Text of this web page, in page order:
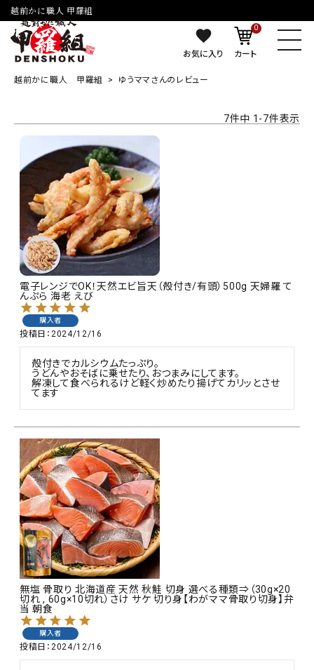
越前かに職人 甲羅組
お気に入り
0
カート
越前かに職人 甲羅組 ゆうママさんのレビュー
7件中 1 -7件表示
電子レンジでOK！天然エビ旨天（殻付き/有頭）500g 天婦羅 て
んぷら 海老 えび
購入者
投稿日 2024/12/16
殻付きでカルシウムたっぷり。
うどんやおそばに乗せたり、おつまみにしてます。
解凍して食べられるけど軽く炒めたり揚げてカリッとさせ
てます
無塩 骨取り 北海道産 天然 秋鮭 切身 選べる種類⇒（30g×20
切れ , 60g×10切れ）さけ サケ 切り身【わがママ骨取り切身】弁
当 朝食
購入者
投稿日 2024/12/16